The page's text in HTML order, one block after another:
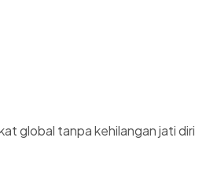
global tanpa kehilangan jati diri